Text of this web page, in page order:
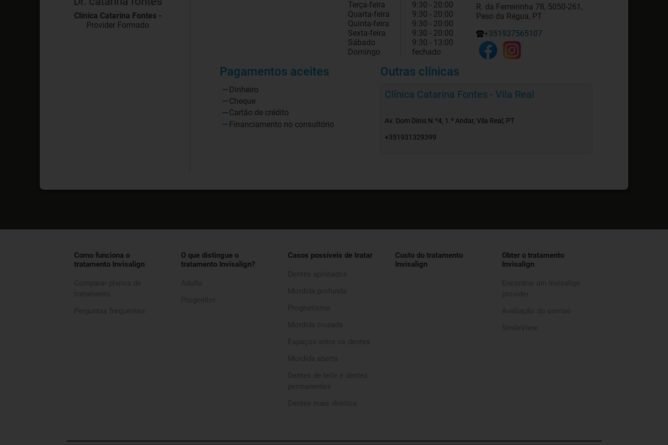
Clínica Catarina Fontes -
Provider Formado
Terça-feira
9:30 - 20:00
Quarta-feira
9:30 - 20:00
Quinta-feira
9:30 - 20:00
Sexta-feira
9:30 - 20:00
Sábado
9:30 - 13:00
Domingo
fechado
R. da Ferreirinha 78, 5050-261,
Peso da Régua, PT
+351937565107
Pagamentos aceites
Dinheiro
Cheque
Cartão de crédito
Financiamento no consultório
Outras clínicas
Clínica Catarina Fontes - Vila Real
Av. Dom Dinis N.º4, 1.º Andar, Vila Real, PT
+351931329399
Como funciona o
tratamento Invisalign
O que distingue o
tratamento Invisalign?
Casos possíveis de tratar
Custo do tratamento
Invisalign
Obter o tratamento
Invisalign